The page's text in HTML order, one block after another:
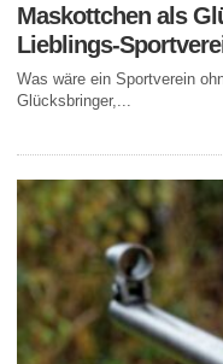
Maskottchen als
Lieblings-
Was wäre ein Sportverein
Glücksbringer,...